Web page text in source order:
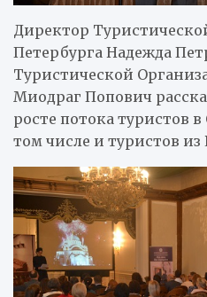
Директор
Петербурга Надежда
Туристической
Миодраг Попович
росте потока туристов
том числе и туристов из